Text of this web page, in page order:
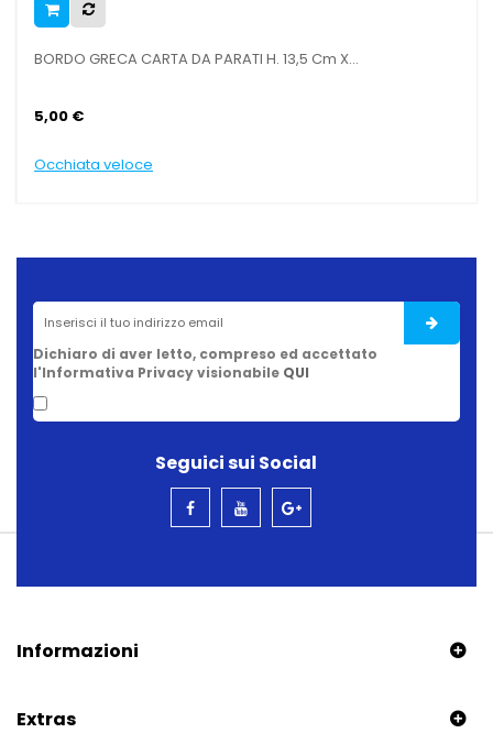
CARTA DA PARATI H. 13,5 Cm X...
Dichiaro di aver letto, compreso ed accettato
l'Informativa Privacy visionabile QUI
Seguici sui Social
Informazioni
Extras